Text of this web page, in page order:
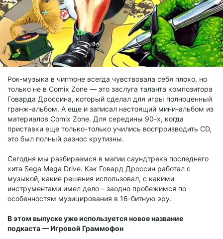
Рок-музыка в чиптюне всегда чувствовала себя плохо, но
только не в Comix Zone — это заслуга таланта композитора
Говарда Дроссина, который сделал для игры полноценный
гранж-альбом. А еще и записал настоящий мини-альбом из
материалов Comix Zone. Для середины 90-х, когда
приставки еще только-только учились воспроизводить CD,
это был полный разнос крутизны.
Сегодня мы разбираемся в магии саундтрека последнего
хита Sega Mega Drive. Как Говард Дроссин работал с
музыкой, какие решения использовал, с какими
инструментами имел дело – заодно пробежимся по
особенностям музицирования в 16-битную эру.
В этом выпуске уже используется новое название
подкаста — Игровой Граммофон